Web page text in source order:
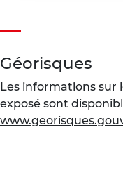
Géorisques
Les informations sur
exposé sont